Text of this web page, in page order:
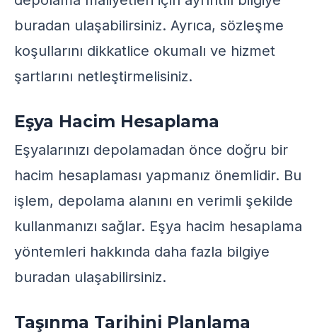
buradan ulaşabilirsiniz. Ayrıca, sözleşme
koşullarını dikkatlice okumalı ve hizmet
şartlarını netleştirmelisiniz.
Eşya Hacim Hesaplama
Eşyalarınızı depolamadan önce doğru bir
hacim hesaplaması yapmanız önemlidir. Bu
işlem, depolama alanını en verimli şekilde
kullanmanızı sağlar. Eşya hacim hesaplama
yöntemleri hakkında daha fazla bilgiye
buradan ulaşabilirsiniz.
Taşınma Tarihini Planlama